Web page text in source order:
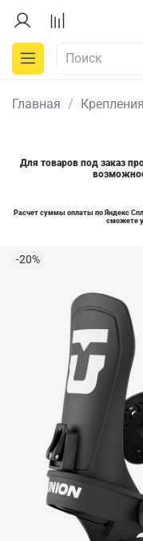
Главная Крепления
Для товаров под заказ
Расчет суммы оплаты по Яндекс
сможете
-20%